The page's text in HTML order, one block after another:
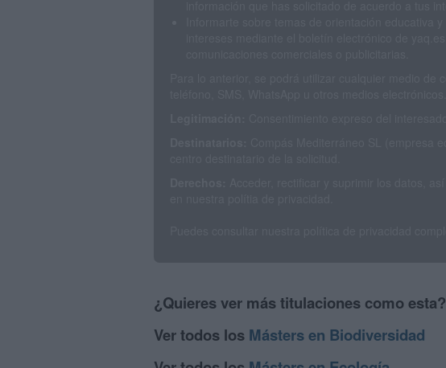
¿Quieres ver más titulaciones como esta?
Ver todos los Másters en Biodiversidad